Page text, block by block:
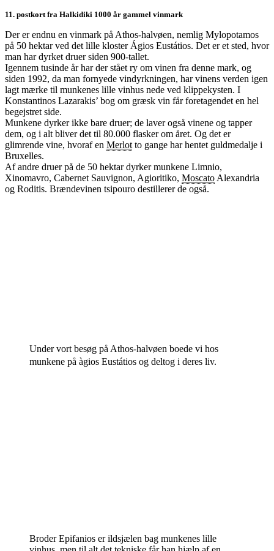
11. postkort fra Halkidiki 1000 år gammel vinmark
Der er endnu en vinmark på Athos-halvøen, nemlig Mylopotamos
på 50 hektar ved det lille kloster Ágios Eustátios. Det er et sted, hvor
man har dyrket druer siden 900-tallet.
Igennem tusinde år har der stået ry om vinen fra denne mark, og
siden 1992, da man fornyede vindyrkningen, har vinens verden igen
lagt mærke til munkenes lille vinhus nede ved klippekysten. I
Konstantinos Lazarakis’ bog om græsk vin får foretagendet en hel
begejstret side.
Munkene dyrker ikke bare druer; de laver også vinene og tapper
dem, og i alt bliver det til 80.000 flasker om året. Og det er
glimrende vine, hvoraf en Merlot to gange har hentet guldmedalje i
Bruxelles.
Af andre druer på de 50 hektar dyrker munkene Limnio,
Xinomavro, Cabernet Sauvignon, Agioritiko, Moscato Alexandria
og Roditis. Brændevinen tsipouro destillerer de også.
Under vort besøg på Athos-halvøen boede vi hos
munkene på àgios Eustátios og deltog i deres liv.
Broder Epifanios er ildsjælen bag munkenes lille